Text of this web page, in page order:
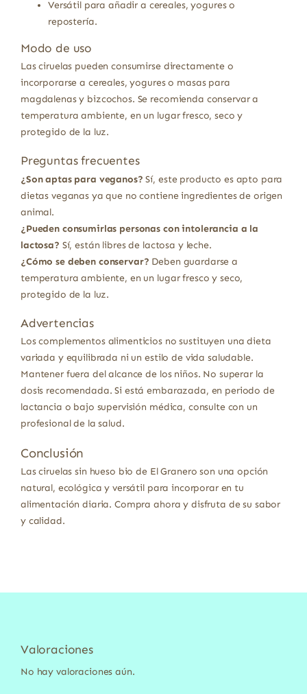
Versátil para añadir a cereales, yogures o
repostería.
Modo de uso
Las ciruelas pueden consumirse directamente o
incorporarse a cereales, yogures o masas para
magdalenas y bizcochos. Se recomienda conservar a
temperatura ambiente, en un lugar fresco, seco y
protegido de la luz.
Preguntas frecuentes
¿Son aptas para veganos? Sí, este producto es apto para
dietas veganas ya que no contiene ingredientes de origen
animal.
¿Pueden consumirlas personas con intolerancia a la
lactosa? Sí, están libres de lactosa y leche.
¿Cómo se deben conservar? Deben guardarse a
temperatura ambiente, en un lugar fresco y seco,
protegido de la luz.
Advertencias
Los complementos alimenticios no sustituyen una dieta
variada y equilibrada ni un estilo de vida saludable.
Mantener fuera del alcance de los niños. No superar la
dosis recomendada. Si está embarazada, en periodo de
lactancia o bajo supervisión médica, consulte con un
profesional de la salud.
Conclusión
Las ciruelas sin hueso bio de El Granero son una opción
natural, ecológica y versátil para incorporar en tu
alimentación diaria. Compra ahora y disfruta de su sabor
y calidad.
Valoraciones
No hay valoraciones aún.